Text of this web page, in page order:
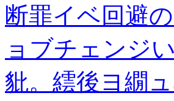
断罪イベ回避
ョブチェンジ
豼。繧後ヨ繝